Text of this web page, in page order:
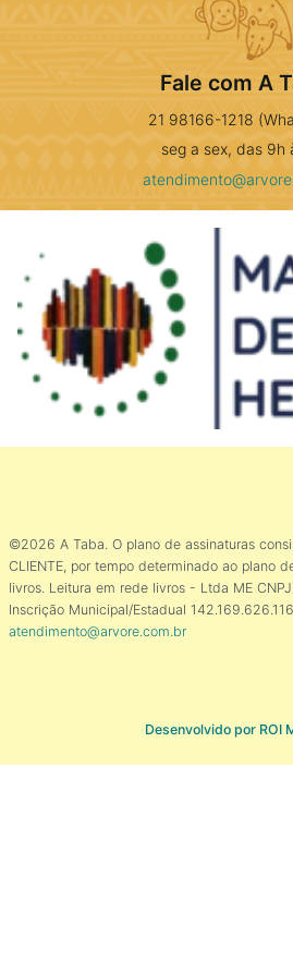
Fale com A
21 98166-1218
seg a sex, das 9h
©2026 A Taba. O plano de assinaturas
CLIENTE, por tempo determinado ao plano
livros. Leitura em rede livros - Ltda ME
Inscrição Municipal/Estadual 142.169.626.116
atendimento@arvore.com.br
Desenvolvido por ROI